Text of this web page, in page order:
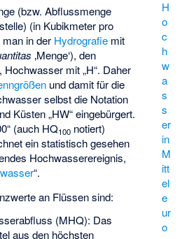
H
o
c
h
w
a
s
s
er
in
M
itt
el
e
ur
o
(bzw. Abflussmenge
(in Kubikmeter pro
in der Hydrografie mit
‚Menge‘), den
Hochwasser mit „H“. Daher
und damit für die
selbst die Notation
Küsten „HW“ eingebürgert.
(auch HQ100 notiert)
ein statistisch gesehen
Hochwasserereignis,
“.
an Flüssen sind:
(MHQ): Das
aus den höchsten